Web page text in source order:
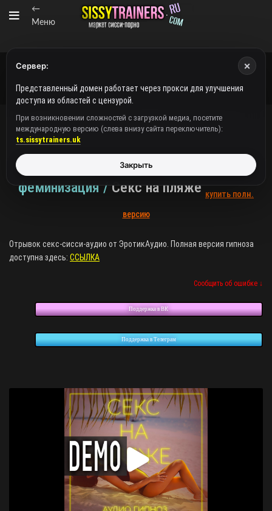
←
Меню
SISSY HYPNO (РАЗДЕЛ С ПЛЕЕРАМИ)
EroticAudio / DEMO / Аудиогипноз,
феминизация /Секс на пляжекупить полн.
версию
Отрывок секс-сисси-аудио от ЭротикАудио. Полная версия гипноза
доступна здесь: ССЫЛКА
Сообщить об ошибке ↓
Поддержка в ВК
Поддержка в Телеграм
Сервер: ×
Представленный домен работает через прокси для улучшения
доступа из областей с цензурой.
При возникновении сложностей с загрузкой медиа, посетите
международную версию (слева внизу сайта переключитель):
ts.sissytrainers.uk
Закрыть